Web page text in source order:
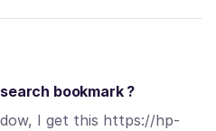
bookmark ?
I get this https://hp-